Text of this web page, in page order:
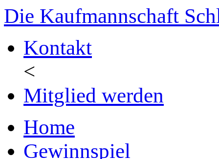
Die Kaufmannschaft
Kontakt
<
Mitglied werden
Home
Gewinnspiel